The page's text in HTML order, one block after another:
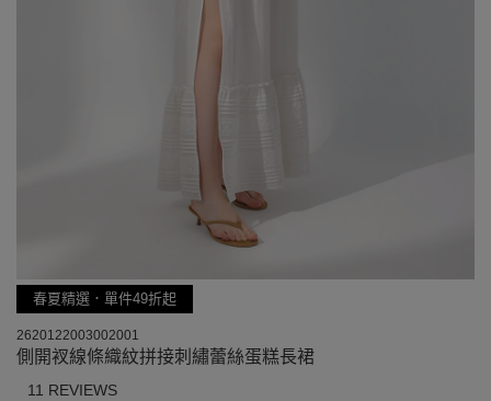
春夏精選．單件49折起
2620122003002001
側開衩線條織紋拼接刺繡蕾絲蛋糕長裙
11 REVIEWS